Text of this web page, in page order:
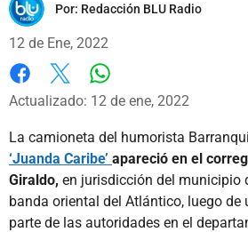
Por: Redacción BLU Radio
12 de Ene, 2022
Facebook
X
Actualizado: 12 de ene, 2022
La camioneta del humorista
‘Juanda Caribe’ apareció en el
Giraldo, en jurisdicción del municipio
banda oriental del Atlántico, luego de
parte de las autoridades en el